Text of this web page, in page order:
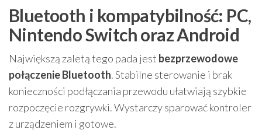
Bluetooth i kompatybilność: PC,
Nintendo Switch oraz Android
Największą zaletą tego pada jest bezprzewodowe
połączenie Bluetooth. Stabilne sterowanie i brak
konieczności podłączania przewodu ułatwiają szybkie
rozpoczęcie rozgrywki. Wystarczy sparować kontroler
z urządzeniem i gotowe.